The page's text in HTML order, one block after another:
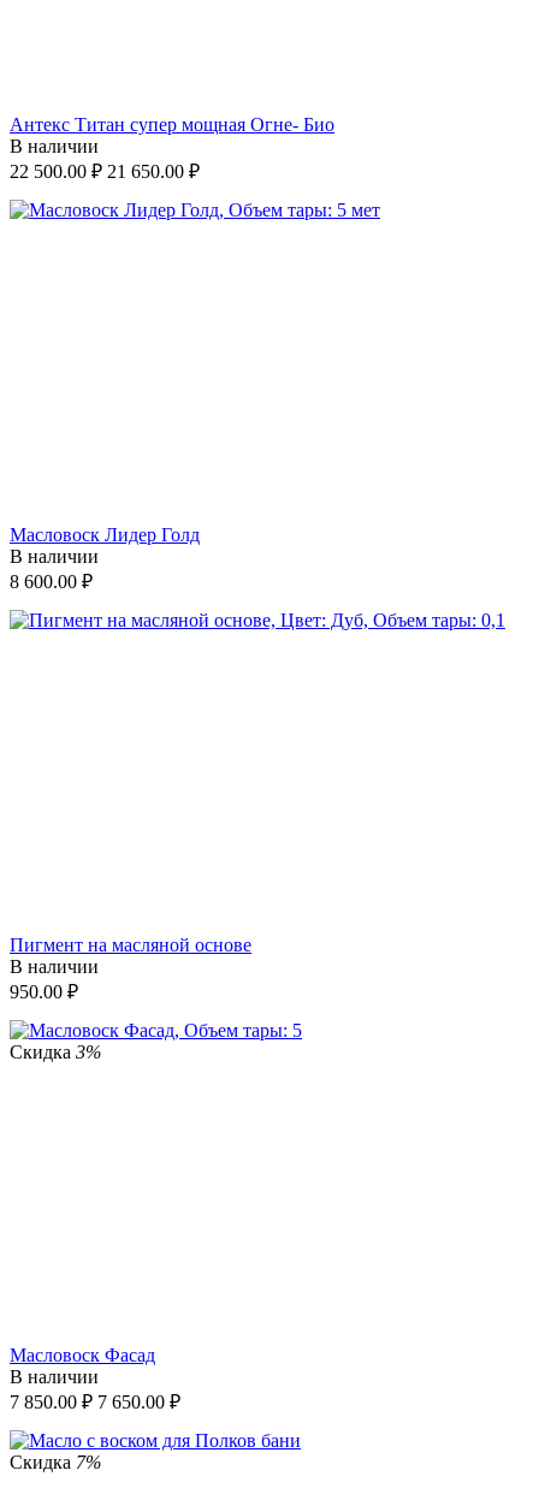
Антекс Титан супер мощная Огне- Био
В наличии
22 500.00 ₽ 21 650.00 ₽
Масловоск Лидер Голд
В наличии
8 600.00 ₽
Пигмент на масляной основе
В наличии
950.00 ₽
Скидка 3%
Масловоск Фасад
В наличии
7 850.00 ₽ 7 650.00 ₽
Скидка 7%